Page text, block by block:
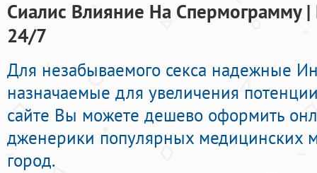
Сиалис Влияние На Спермограмму
24/7
Для незабываемого секса надежные
назначаемые для увеличения
сайте Вы можете дешево оформить
дженерики популярных медицинских
город.